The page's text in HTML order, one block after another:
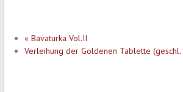
« Bavaturka Vol.II
Verleihung der Goldenen Tablette (geschl.